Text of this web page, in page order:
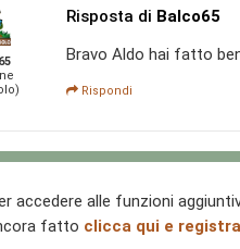
Risposta di Balco65
Bravo Aldo hai fatto
Rispondi
accedere alle funzioni
fatto clicca qui e